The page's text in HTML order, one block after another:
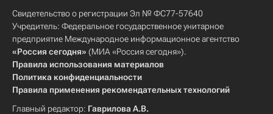
Свидетельство о регистрации Эл № ФС77-57640
Учредитель: Федеральное государственное унитарное
предприятие Международное информационное агентство
«Россия сегодня» (МИА «Россия сегодня»).
Правила использования материалов
Политика конфиденциальности
Правила применения рекомендательных технологий
Главный редактор: Гаврилова А.В.